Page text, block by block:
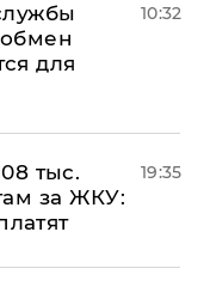
для
10:32
тыс.
за ЖКУ:
19:35